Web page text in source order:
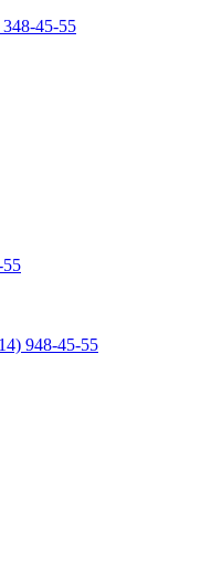
45-55
55
948-45-55